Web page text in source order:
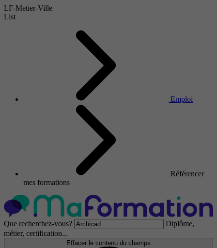
LF-Metier-Ville
List
Emploi
Référencer
mes formations
Que recherchez-vous?
Diplôme,
métier, certification...
Effacer le contenu du champs